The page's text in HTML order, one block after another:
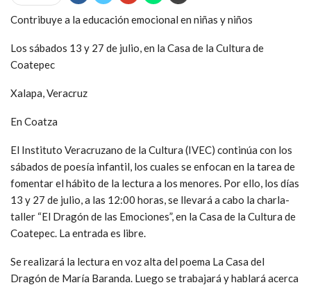
Contribuye a la educación emocional en niñas y niños
Los sábados 13 y 27 de julio, en la Casa de la Cultura de
Coatepec
Xalapa, Veracruz
En Coatza
El Instituto Veracruzano de la Cultura (IVEC) continúa con los
sábados de poesía infantil, los cuales se enfocan en la tarea de
fomentar el hábito de la lectura a los menores. Por ello, los días
13 y 27 de julio, a las 12:00 horas, se llevará a cabo la charla-
taller “El Dragón de las Emociones”, en la Casa de la Cultura de
Coatepec. La entrada es libre.
Se realizará la lectura en voz alta del poema La Casa del
Dragón de María Baranda. Luego se trabajará y hablará acerca